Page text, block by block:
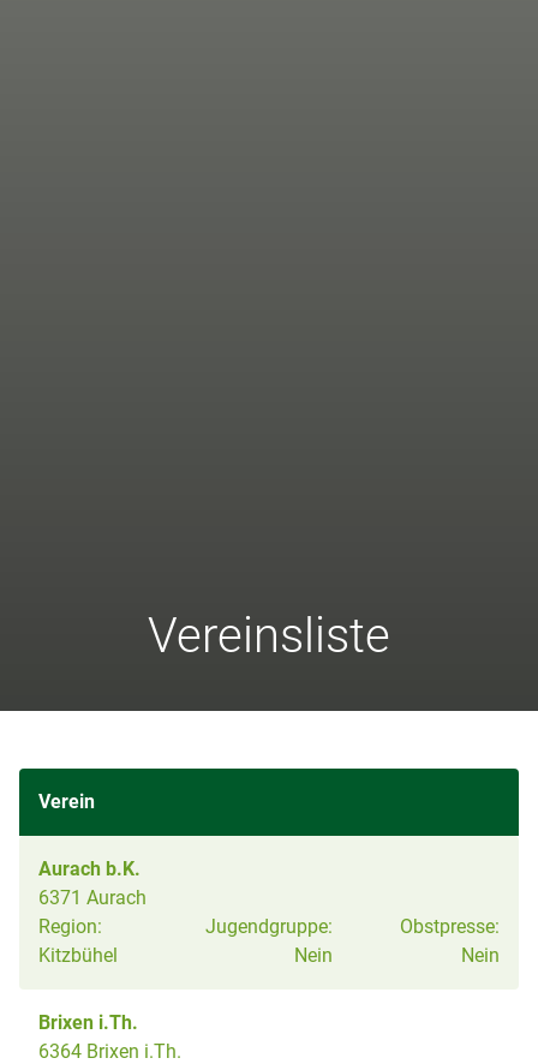
Vereinsliste
Verein
Aurach b.K.
6371 Aurach
Region:
Kitzbühel
Jugendgruppe:
Nein
Obstpresse:
Nein
Brixen i.Th.
6364 Brixen i.Th.